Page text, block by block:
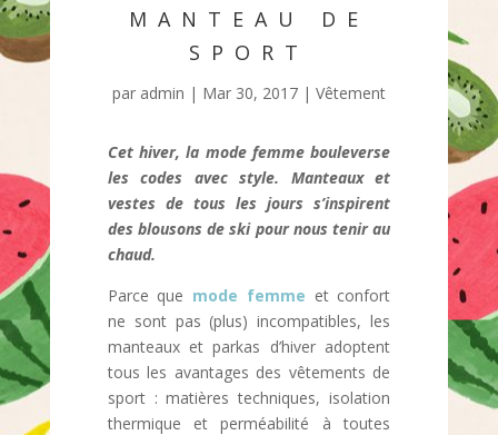
MANTEAU DE
SPORT
par admin | Mar 30, 2017| Vêtement
Cet hiver, la mode femme bouleverse
les codes avec style. Manteaux et
vestes de tous les jours s’inspirent
des blousons de ski pour nous tenir au
chaud.
Parce que mode femme et confort
ne sont pas (plus) incompatibles, les
manteaux et parkas d’hiver adoptent
tous les avantages des vêtements de
sport : matières techniques, isolation
thermique et perméabilité à toutes